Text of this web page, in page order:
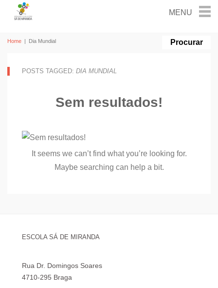
Home | Dia Mundial
POSTS TAGGED: DIA MUNDIAL
Sem resultados!
It seems we can’t find what you’re looking for.
Maybe searching can help a bit.
ESCOLA SÁ DE MIRANDA
Rua Dr. Domingos Soares
4710-295 Braga